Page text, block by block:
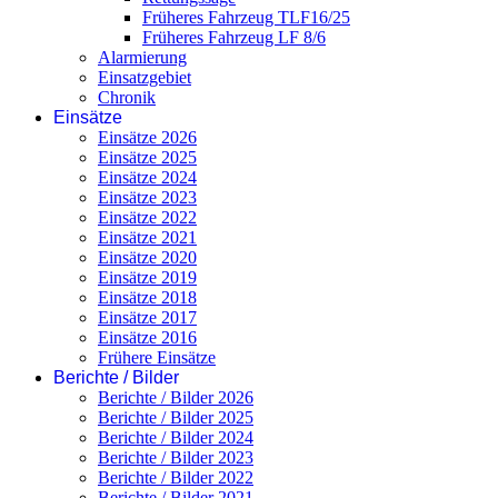
Früheres Fahrzeug TLF16/25
Früheres Fahrzeug LF 8/6
Alarmierung
Einsatzgebiet
Chronik
Einsätze
Einsätze 2026
Einsätze 2025
Einsätze 2024
Einsätze 2023
Einsätze 2022
Einsätze 2021
Einsätze 2020
Einsätze 2019
Einsätze 2018
Einsätze 2017
Einsätze 2016
Frühere Einsätze
Berichte / Bilder
Berichte / Bilder 2026
Berichte / Bilder 2025
Berichte / Bilder 2024
Berichte / Bilder 2023
Berichte / Bilder 2022